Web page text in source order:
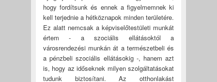
hogy fordítsunk és ennek a figyelmemnek ki
kell terjednie a hétköznapok minden területére.
Ez alatt nemcsak a képviselőtestületi munkát
értem - a szociális ellátásoktól a
városrendezési munkán át a természetbeli és
a pénzbeli szociális ellátásokig -, hanem azt
is, hogy az időseknek milyen szolgáltatásokat
tudunk biztosítani. Az otthonlakást